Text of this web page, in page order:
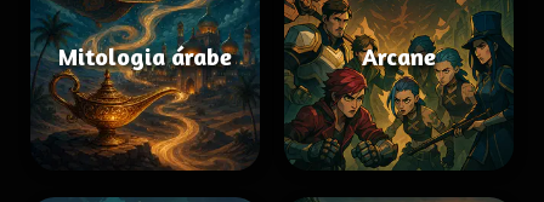
Mitologia árabe Arcane